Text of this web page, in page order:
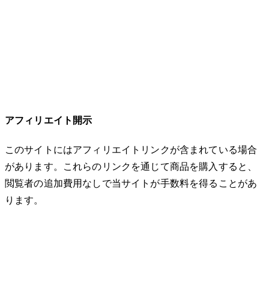
アフィリエイト開示
このサイトにはアフィリエイトリンクが含まれている場合
があります。これらのリンクを通じて商品を購入すると、
閲覧者の追加費用なしで当サイトが手数料を得ることがあ
ります。